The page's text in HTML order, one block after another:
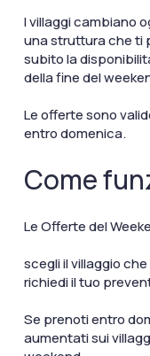
I villaggi cambiano
una struttura che ti
subito la
della fine del
Le offerte sono
entro domenica.
Come
Le Offerte del
scegli il villaggio
richiedi il tuo
Se prenoti entro
aumentati sui